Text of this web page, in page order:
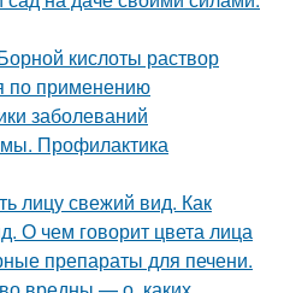
кислоты раствор
по применению
заболеваний
Профилактика
лицу свежий вид. Как
О чем говорит цвета лица
препараты для печени.